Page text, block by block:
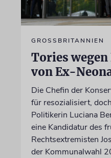
GROSSBRITANNIEN
Tories
von Ex-
Die Chefin der
für resozialisiert,
Politikerin Luciana
eine Kandidatur des
Rechtsextremisten
der Kommunalwahl